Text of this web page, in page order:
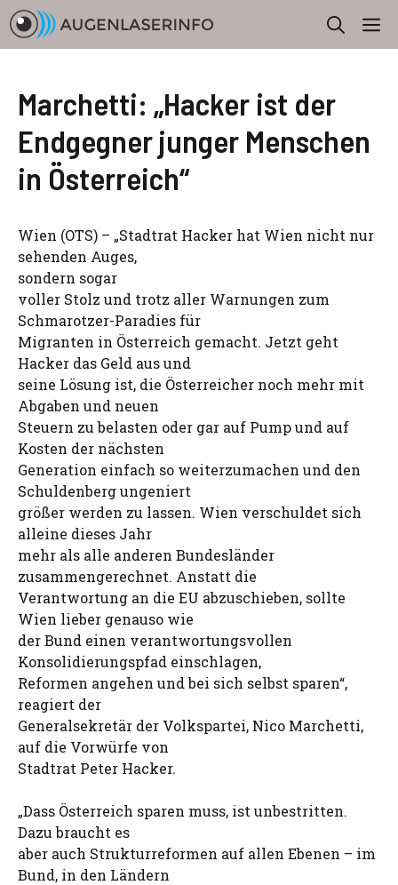
Zum
Inhalt
springen
Marchetti: „Hacker ist der
Endgegner junger Menschen
in Österreich“
Wien (OTS) – „Stadtrat Hacker hat Wien nicht nur
sehenden Auges,
sondern sogar
voller Stolz und trotz aller Warnungen zum
Schmarotzer-Paradies für
Migranten in Österreich gemacht. Jetzt geht
Hacker das Geld aus und
seine Lösung ist, die Österreicher noch mehr mit
Abgaben und neuen
Steuern zu belasten oder gar auf Pump und auf
Kosten der nächsten
Generation einfach so weiterzumachen und den
Schuldenberg ungeniert
größer werden zu lassen. Wien verschuldet sich
alleine dieses Jahr
mehr als alle anderen Bundesländer
zusammengerechnet. Anstatt die
Verantwortung an die EU abzuschieben, sollte
Wien lieber genauso wie
der Bund einen verantwortungsvollen
Konsolidierungspfad einschlagen,
Reformen angehen und bei sich selbst sparen“,
reagiert der
Generalsekretär der Volkspartei, Nico Marchetti,
auf die Vorwürfe von
Stadtrat Peter Hacker.
„Dass Österreich sparen muss, ist unbestritten.
Dazu braucht es
aber auch Strukturreformen auf allen Ebenen – im
Bund, in den Ländern